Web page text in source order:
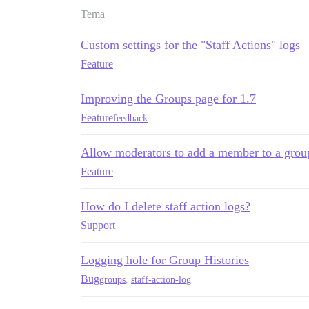
Tema
Custom settings for the "Staff Actions" logs
Feature
Improving the Groups page for 1.7
Featurefeedback
Allow moderators to add a member to a
Feature
How do I delete staff action logs?
Support
Logging hole for Group Histories
Buggroups staff-action-log